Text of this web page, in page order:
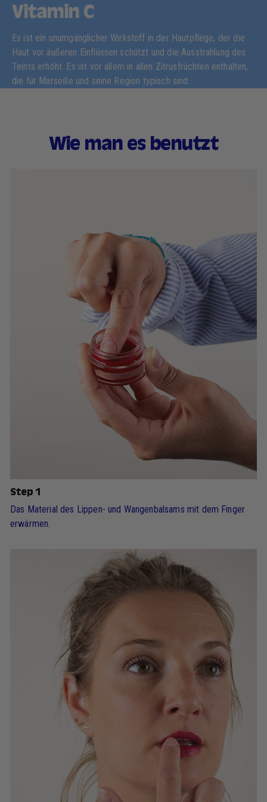
Vitamin C
Es ist ein unumgänglicher Wirkstoff in der Hautpflege, der die
Haut vor äußeren Einflüssen schützt und die Ausstrahlung des
Teints erhöht. Es ist vor allem in allen Zitrusfrüchten enthalten,
die für Marseille und seine Region typisch sind.
Wie man es benutzt
Step 1
Das Material des Lippen- und Wangenbalsams mit dem Finger
erwärmen.